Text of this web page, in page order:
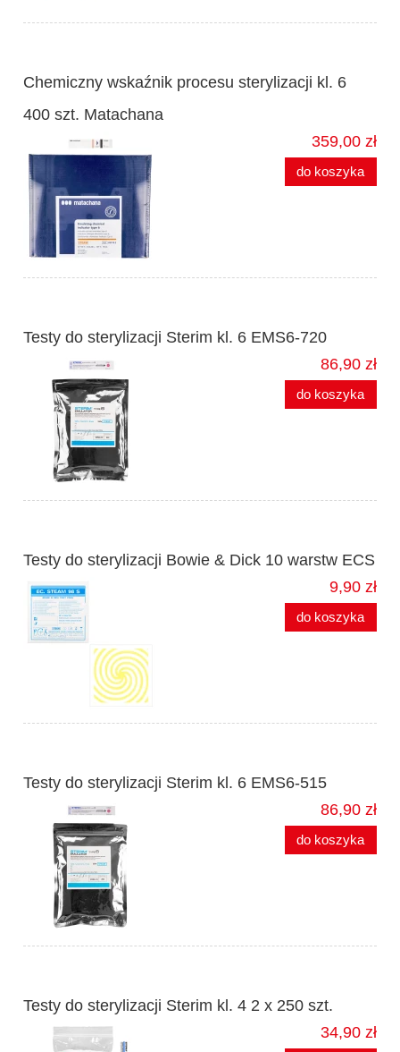
Chemiczny wskaźnik procesu sterylizacji kl. 6
400 szt. Matachana
359,00 zł
do koszyka
Testy do sterylizacji Sterim kl. 6 EMS6-720
86,90 zł
do koszyka
Testy do sterylizacji Bowie & Dick 10 warstw ECS
9,90 zł
do koszyka
Testy do sterylizacji Sterim kl. 6 EMS6-515
86,90 zł
do koszyka
Testy do sterylizacji Sterim kl. 4 2 x 250 szt.
34,90 zł